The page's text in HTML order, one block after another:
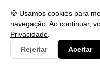
🍪 Usamos cookies para
navegação. Ao continuar,
Privacidade
Rejeitar
Aceitar